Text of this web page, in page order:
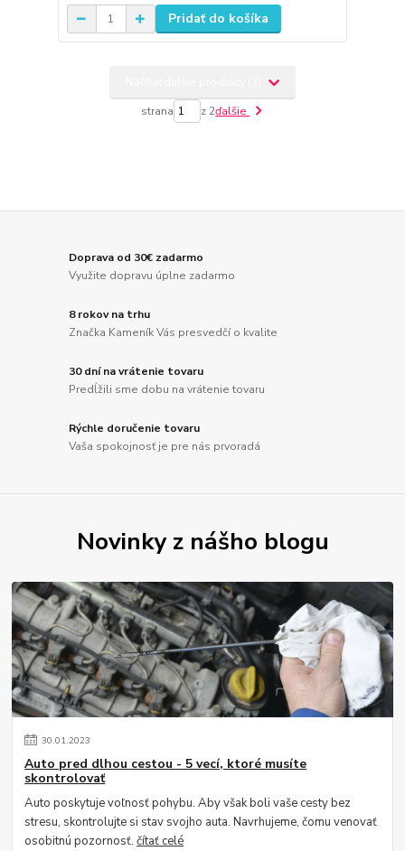
Pridať do košíka
strana z 2ďalšie
Doprava od 30€ zadarmo
Využite dopravu úplne zadarmo
8 rokov na trhu
Značka Kameník Vás presvedčí o kvalite
30 dní na vrátenie tovaru
Predĺžili sme dobu na vrátenie tovaru
Rýchle doručenie tovaru
Vaša spokojnosť je pre nás prvoradá
Novinky z nášho blogu
30.01.2023
Auto pred dlhou cestou - 5 vecí, ktoré musíte
skontrolovať
Auto poskytuje voľnosť pohybu. Aby však boli vaše cesty bez
stresu, skontrolujte si stav svojho auta. Navrhujeme, čomu venovať
osobitnú pozornosť.čítať celé